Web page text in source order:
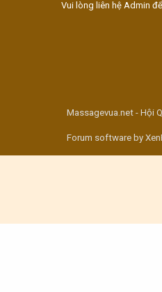
Vui lòng liên hệ Admin
Massagevua.net - Hội
Forum software by